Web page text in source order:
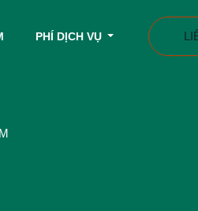
PHÍ DỊCH VỤ